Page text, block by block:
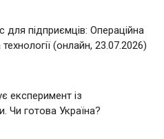
для підприємців: Операційна
(онлайн, 23.07.2026)
експеримент із
Чи готова Україна?